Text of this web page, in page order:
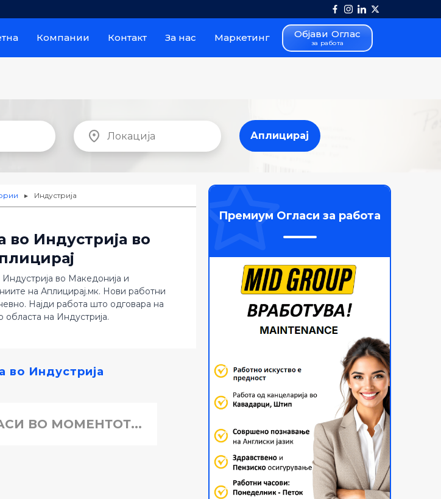
Компании Контакт За нас Маркетинг Објави Оглас
за работа
Аплицирај
Аплицирај
► Индустрија
во Индустрија во
во Македонија и
на Аплицирај.мк. Нови работни
Најди работа што одговара на
на Индустрија.
во Индустрија
ВО МОМЕНТОТ...
Премиум Огласи за работа